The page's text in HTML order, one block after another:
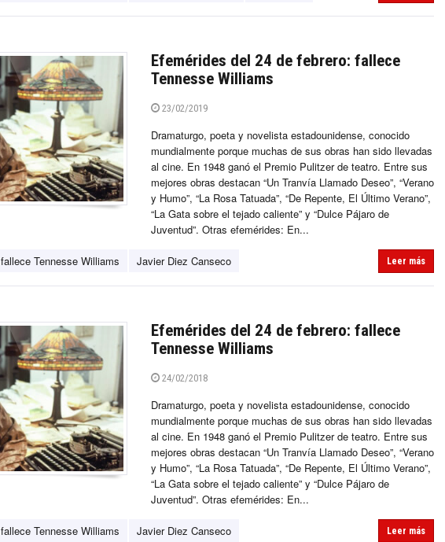
Efemérides del 24 de febrero: fallece
Tennesse Williams
23/02/2019
Dramaturgo, poeta y novelista estadounidense, conocido
mundialmente porque muchas de sus obras han sido llevadas
al cine. En 1948 ganó el Premio Pulitzer de teatro. Entre sus
mejores obras destacan “Un Tranvía Llamado Deseo”, “Verano
y Humo”, “La Rosa Tatuada”, “De Repente, El Último Verano”,
“La Gata sobre el tejado caliente” y “Dulce Pájaro de
Juventud”. Otras efemérides: En...
fallece Tennesse Williams Javier Diez Canseco Leer más
Efemérides del 24 de febrero: fallece
Tennesse Williams
24/02/2018
Dramaturgo, poeta y novelista estadounidense, conocido
mundialmente porque muchas de sus obras han sido llevadas
al cine. En 1948 ganó el Premio Pulitzer de teatro. Entre sus
mejores obras destacan “Un Tranvía Llamado Deseo”, “Verano
y Humo”, “La Rosa Tatuada”, “De Repente, El Último Verano”,
“La Gata sobre el tejado caliente” y “Dulce Pájaro de
Juventud”. Otras efemérides: En...
fallece Tennesse Williams Javier Diez Canseco Leer más